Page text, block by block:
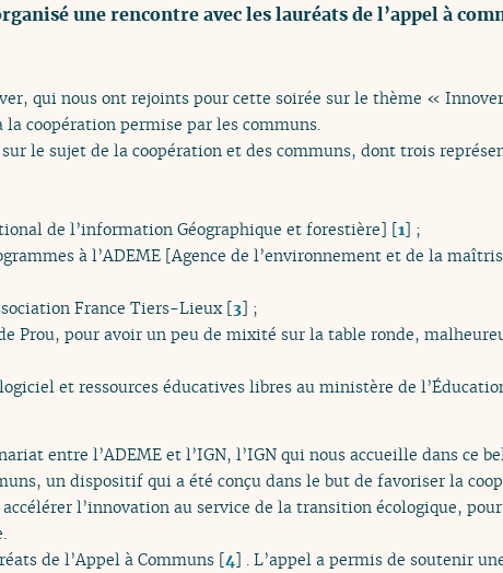
une rencontre avec les lauréats de l’appel à
qui nous ont rejoints pour cette soirée sur le thème «
coopération permise par les communs.
le sujet de la coopération et des communs, dont trois
de l’information Géographique et forestière] [1] ;
à l’ADEME [Agence de l’environnement et de la
France Tiers-Lieux[3] ;
Prou, pour avoir un peu de mixité sur la table ronde,
et ressources éducatives libres au ministère de
entre l’ADEME et l’IGN, l’IGN qui nous accueille dans ce
un dispositif qui a été conçu dans le but de favoriser la
l’innovation au service de la transition écologique,
de l’Appel à Communs [4] . L’appel a permis de soutenir